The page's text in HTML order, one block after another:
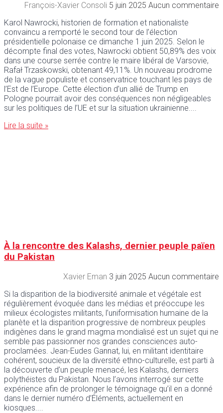
François-Xavier Consoli 5 juin 2025 Aucun commentaire
Karol Nawrocki, historien de formation et nationaliste
convaincu a remporté le second tour de l’élection
présidentielle polonaise ce dimanche 1 juin 2025. Selon le
décompte final des votes, Nawrocki obtient 50,89% des voix
dans une course serrée contre le maire libéral de Varsovie,
Rafał Trzaskowski, obtenant 49,11%. Un nouveau prodrome
de la vague populiste et conservatrice touchant les pays de
l’Est de l’Europe. Cette élection d’un allié de Trump en
Pologne pourrait avoir des conséquences non négligeables
sur les politiques de l’UE et sur la situation ukrainienne.
Lire la suite »
À la rencontre des Kalashs, dernier peuple païen
du Pakistan
Xavier Eman 3 juin 2025 Aucun commentaire
Si la disparition de la biodiversité animale et végétale est
régulièrement évoquée dans les médias et préoccupe les
milieux écologistes militants, l’uniformisation humaine de la
planète et la disparition progressive de nombreux peuples
indigènes dans le grand magma mondialisé est un sujet qui ne
semble pas passionner nos grandes consciences auto-
proclamées. Jean-Eudes Gannat, lui, en militant identitaire
cohérent, soucieux de la diversité ethno-culturelle, est parti à
la découverte d’un peuple menacé, les Kalashs, derniers
polythéistes du Pakistan. Nous l’avons interrogé sur cette
expérience afin de prolonger le témoignage qu’il en a donné
dans le dernier numéro d’Éléments, actuellement en
kiosques.